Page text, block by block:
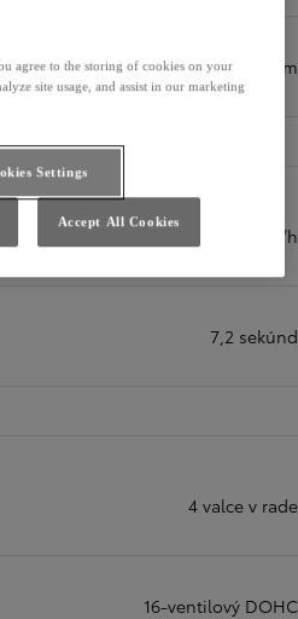
km
180 km/h
7,2 sekúnd
4 valce v rade
16‑ventilový DOHC
agree to the storing of cookies on your
site usage, and assist in our marketing
Settings
Accept All Cookies